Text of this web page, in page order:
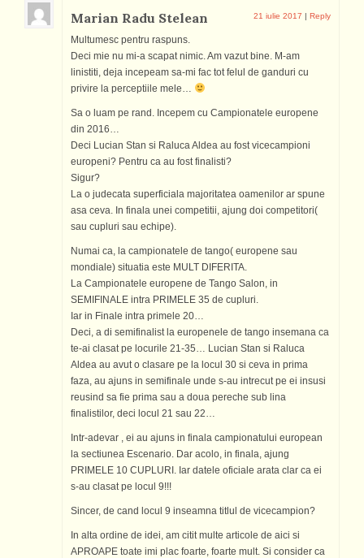
Marian Radu Stelean 21 iulie 2017 | Reply
Multumesc pentru raspuns.
Deci mie nu mi-a scapat nimic. Am vazut bine. M-am
linistiti, deja incepeam sa-mi fac tot felul de ganduri cu
privire la perceptiile mele…
Sa o luam pe rand. Incepem cu Campionatele europene
din 2016…
Deci Lucian Stan si Raluca Aldea au fost vicecampioni
europeni? Pentru ca au fost finalisti?
Sigur?
La o judecata superficiala majoritatea oamenilor ar spune
asa ceva. In finala unei competitii, ajung doi competitori(
sau cupluri sau echipe).
Numai ca, la campionatele de tango( europene sau
mondiale) situatia este MULT DIFERITA.
La Campionatele europene de Tango Salon, in
SEMIFINALE intra PRIMELE 35 de cupluri.
Iar in Finale intra primele 20…
Deci, a di semifinalist la europenele de tango insemana ca
te-ai clasat pe locurile 21-35… Lucian Stan si Raluca
Aldea au avut o clasare pe la locul 30 si ceva in prima
faza, au ajuns in semifinale unde s-au intrecut pe ei insusi
reusind sa fie prima sau a doua pereche sub lina
finalistilor, deci locul 21 sau 22…
Intr-adevar , ei au ajuns in finala campionatului european
la sectiunea Escenario. Dar acolo, in finala, ajung
PRIMELE 10 CUPLURI. Iar datele oficiale arata clar ca ei
s-au clasat pe locul 9!!!
Sincer, de cand locul 9 inseamna titlul de vicecampion?
In alta ordine de idei, am citit multe articole de aici si
APROAPE toate imi plac foarte, foarte mult. Si consider ca